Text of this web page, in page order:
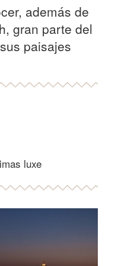
además de
gran parte del
paisajes
luxe